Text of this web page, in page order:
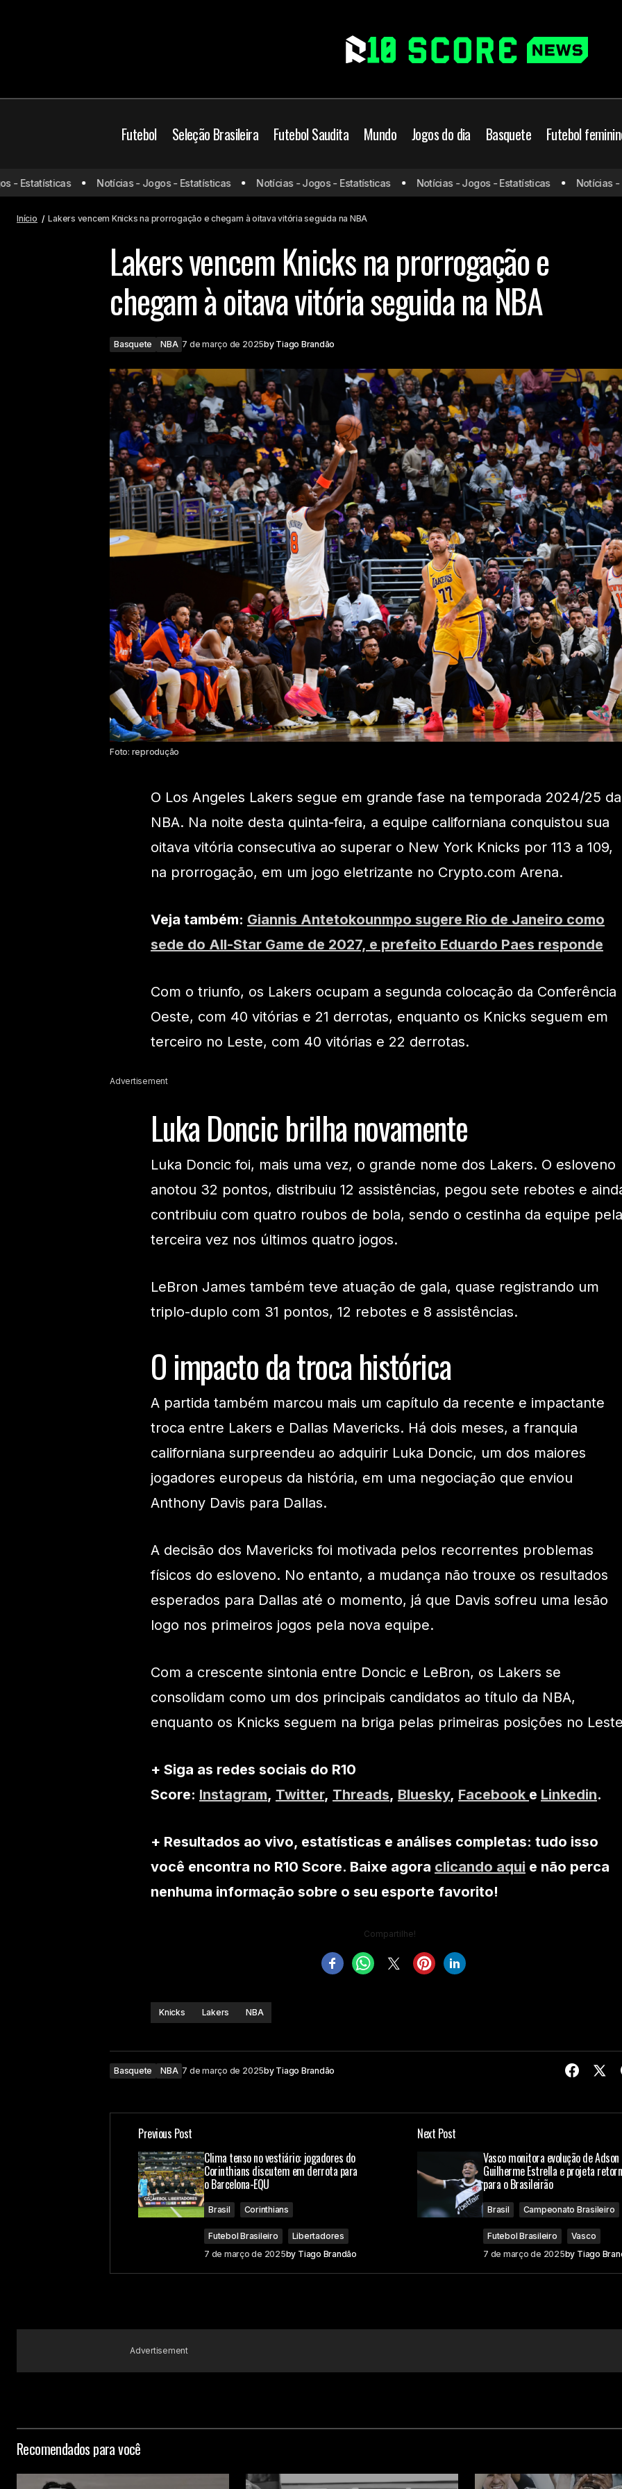
Futebol Seleção Brasileira Futebol Saudita Mundo Jogos do dia Basquete Futebol
Clima tenso no vestiário: jogadores do
Corinthians discutem em derrota para
o Barcelona-EQU
Basquete NBA Lakers vencem Knicks na prorrogação e chegam à oitava vitória
Notícias - Jogos - Estatísticas Notícias - Jogos - Estatísticas Notícias - Jogos - Estatísticas Notícias -
Início Lakers vencem Knicks na prorrogação e chegam à oitava vitória seguida na NBA
Lakers vencem Knicks na prorrogação e
chegam à oitava vitória seguida na NBA
Basquete NBA 7 de março de 2025by Tiago Brandão
Foto: reprodução
O Los Angeles Lakers segue em grande fase na temporada 2024/25 da
NBA. Na noite desta quinta-feira, a equipe californiana conquistou sua
oitava vitória consecutiva ao superar o New York Knicks por 113 a 109,
na prorrogação, em um jogo eletrizante no Crypto.com Arena.
Veja também: Giannis Antetokounmpo sugere Rio de Janeiro como
sede do All-Star Game de 2027, e prefeito Eduardo Paes responde
Com o triunfo, os Lakers ocupam a segunda colocação da Conferência
Oeste, com 40 vitórias e 21 derrotas, enquanto os Knicks seguem em
terceiro no Leste, com 40 vitórias e 22 derrotas.
Advertisement
Luka Doncic brilha novamente
Luka Doncic foi, mais uma vez, o grande nome dos Lakers. O esloveno
anotou 32 pontos, distribuiu 12 assistências, pegou sete rebotes e
contribuiu com quatro roubos de bola, sendo o cestinha da equipe pela
terceira vez nos últimos quatro jogos.
LeBron James também teve atuação de gala, quase registrando um
triplo-duplo com 31 pontos, 12 rebotes e 8 assistências.
O impacto da troca histórica
A partida também marcou mais um capítulo da recente e impactante
troca entre Lakers e Dallas Mavericks. Há dois meses, a franquia
californiana surpreendeu ao adquirir Luka Doncic, um dos maiores
jogadores europeus da história, em uma negociação que enviou
Anthony Davis para Dallas.
A decisão dos Mavericks foi motivada pelos recorrentes problemas
físicos do esloveno. No entanto, a mudança não trouxe os resultados
esperados para Dallas até o momento, já que Davis sofreu uma lesão
logo nos primeiros jogos pela nova equipe.
Com a crescente sintonia entre Doncic e LeBron, os Lakers se
consolidam como um dos principais candidatos ao título da NBA,
enquanto os Knicks seguem na briga pelas primeiras posições no
+ Siga as redes sociais do R10
Score: Instagram, Twitter, Threads, Bluesky, Facebook e Linkedin.
+ Resultados ao vivo, estatísticas e análises completas: tudo isso
você encontra no R10 Score. Baixe agora clicando aqui e não perca
nenhuma informação sobre o seu esporte favorito!
Compartilhe!
Knicks Lakers NBA
Basquete NBA 7 de março de 2025by Tiago Brandão
Previous Post
Clima tenso no vestiário: jogadores do
Corinthians discutem em derrota para
o Barcelona-EQU
Brasil Corinthians
Futebol Brasileiro
Libertadores
7 de março de 2025by Tiago Brandão
Next Post
Vasco monitora evolução de Adson
Guilherme Estrella e projeta
para o Brasileirão
Brasil Campeonato Brasileiro
Futebol Brasileiro
Vasco
7 de março de 2025by Tiago
Advertisement
Recomendados para você